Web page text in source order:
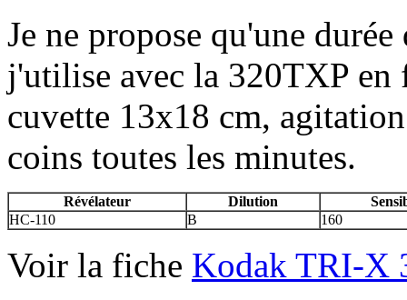
Je ne propose qu'une
j'utilise avec la 320TXP en
cuvette 13x18 cm,
coins toutes les minutes.
Révélateur Dilution
HC-110
B 160
Voir la fiche Kodak TRI-X